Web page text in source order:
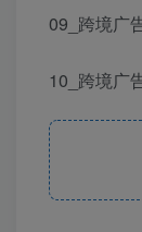
09_跨境广
10_跨境广